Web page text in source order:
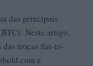
das principais
Neste artigo,
das trocas fiat-to-
e